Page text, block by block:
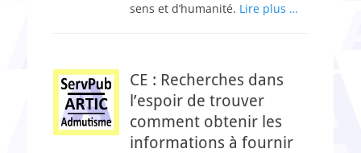
sens et d’humanité. Lire plus …
CE : Recherches dans
l’espoir de trouver
comment obtenir les
informations à fournir